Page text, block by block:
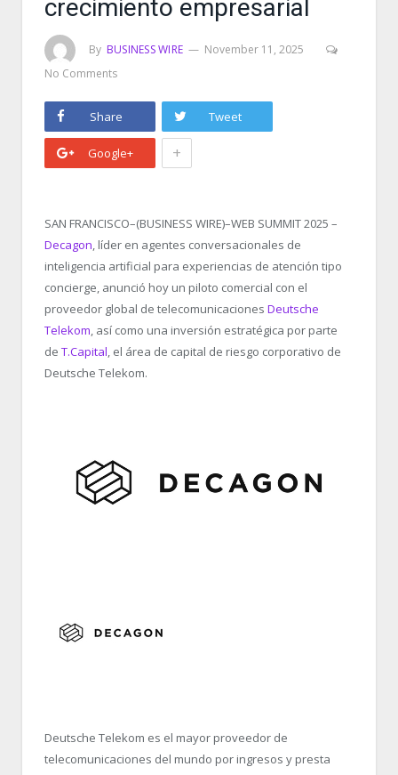
crecimiento empresarial
By BUSINESS WIRE
November 11, 2025
No Comments
Share Tweet
Google+ +
SAN FRANCISCO–(BUSINESS WIRE)–WEB SUMMIT 2025 –
Decagon, líder en agentes conversacionales de
inteligencia artificial para experiencias de atención tipo
concierge, anunció hoy un piloto comercial con el
proveedor global de telecomunicaciones Deutsche
Telekom, así como una inversión estratégica por parte
de T.Capital, el área de capital de riesgo corporativo de
Deutsche Telekom.
Deutsche Telekom es el mayor proveedor de
telecomunicaciones del mundo por ingresos y presta